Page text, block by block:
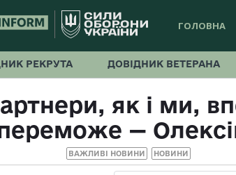
ГОЛОВНА
РЕКРУТА ДОВІДНИК ВЕТЕРАНА
як і ми,
—
ВАЖЛИВІ НОВИНИ НОВИНИ